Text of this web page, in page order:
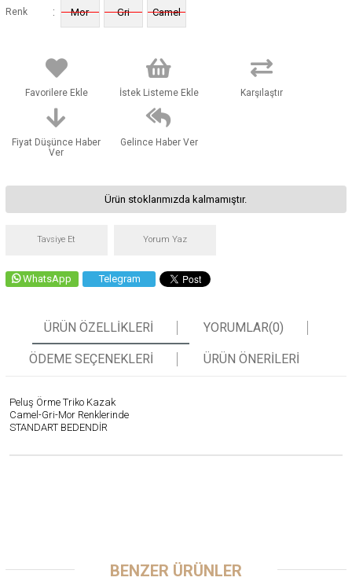
Renk : Mor Gri Camel
Favorilere Ekle İstek Listeme Ekle Karşılaştır
Fiyat Düşünce Haber
Ver
Gelince Haber Ver
Ürün stoklarımızda kalmamıştır.
Tavsiye Et Yorum Yaz
WhatsApp Telegram
ÜRÜN ÖZELLIKLERI YORUMLAR(0)
ÖDEME SEÇENEKLERI ÜRÜN ÖNERILERI
Peluş Örme Triko Kazak
Camel-Gri-Mor Renklerinde
STANDART BEDENDİR
BENZER ÜRÜNLER